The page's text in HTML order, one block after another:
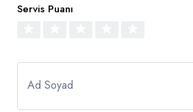
Servis Puanı
Ad Soyad